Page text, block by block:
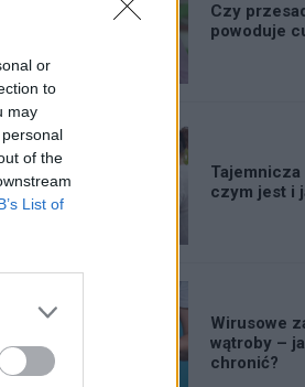
or
to
may
of the
List of
Czy
powoduje
czym jest i
Wirusowe
wątroby –
chronić?